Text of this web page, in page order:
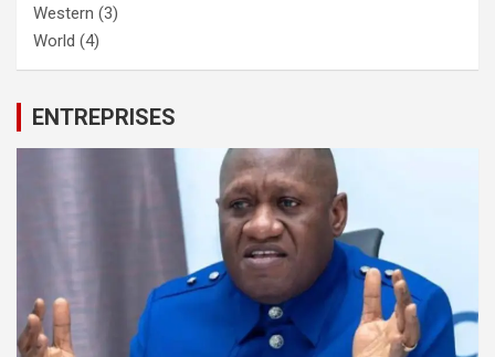
Western (3)
World (4)
ENTREPRISES